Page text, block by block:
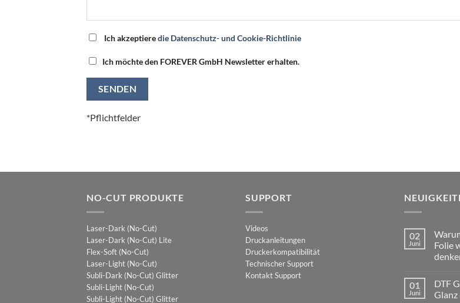
Ich akzeptieredie Datenschutz- und Cookie-Richtlinie
Ich möchte den FOREVER GmbH Newsletter erhalten.
*Pflichtfelder
NO-CUT PRODUKTE
Laser-Dark (No-Cut)
Laser-Dark (No-Cut) Lite
Flex-Soft (No-Cut)
Laser-Light (No-Cut)
Subli-Dark (No-Cut) Glitter
Subli-Light (No-Cut)
Subli-Light (No-Cut) Glitter
SUPPORT
Videos
Druckanleitungen
Druckerkompatibilität
Technischer Support
Kontakt Support
02
Juni
Folie
zu
Warum
die
01
Juni
DTF
Glanz